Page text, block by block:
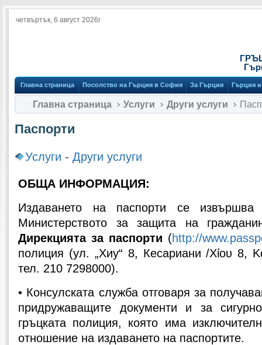
четвъртък, 6 август 2026г
Главна страница Посолство на Гърция в София За Гърция Гърция
Главна страница Услуги Други услуги
Паспорти
Услуги - Други услуги
ОБЩА ИНФОРМАЦИЯ:
Издаването на паспорти се извършва
Министерството за защита на
Дирекцията за паспорти (http://
полиция (ул. „Хиу“ 8, Кесариани /Χίου 8,
тел. 210 7298000).
• Консулската служба отговаря за
придружаващите документи и за
гръцката полиция, която има
отношение на издаването на паспортите.